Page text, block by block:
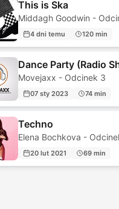
This is Ska
Middagh Goodwin -
4 dni temu 120 min
Dance Party (Radio
Movejaxx - Odcinek 3
07 sty 2023 74 min
Techno
Elena Bochkova -
20 lut 2021 69 min